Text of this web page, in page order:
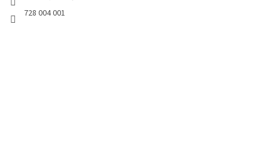
728 004 001